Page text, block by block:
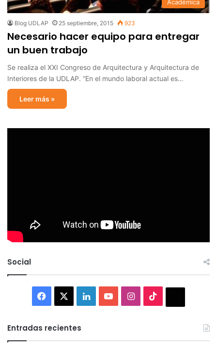
Académica
Blog UDLAP 25 septiembre, 2015 923
Necesario hacer equipo para entregar
un buen trabajo
Se realiza el XXI Congreso de Arquitectura y Arquitectura de
Interiores de la UDLAP. “En el mundo laboral actual es…
Leer más »
Social
Facebook LinkedInYouTubeInstagram
Entradas recientes